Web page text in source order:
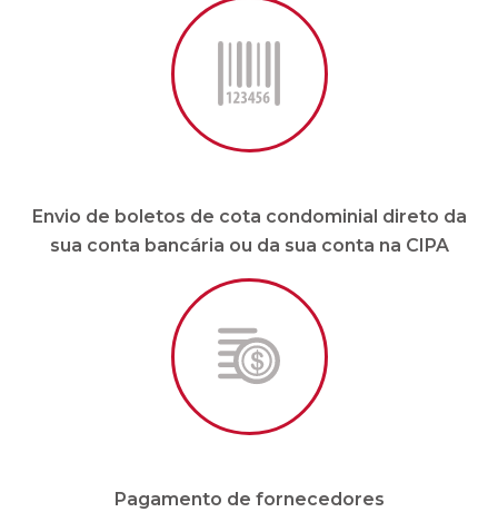
Envio de boletos de cota condominial direto da
sua conta bancária ou da sua conta na CIPA
Pagamento de fornecedores